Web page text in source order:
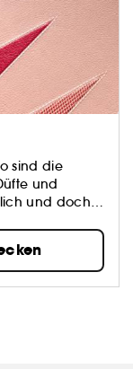
sind die
und
und doch
und
Marke
und
up- und
Mischung